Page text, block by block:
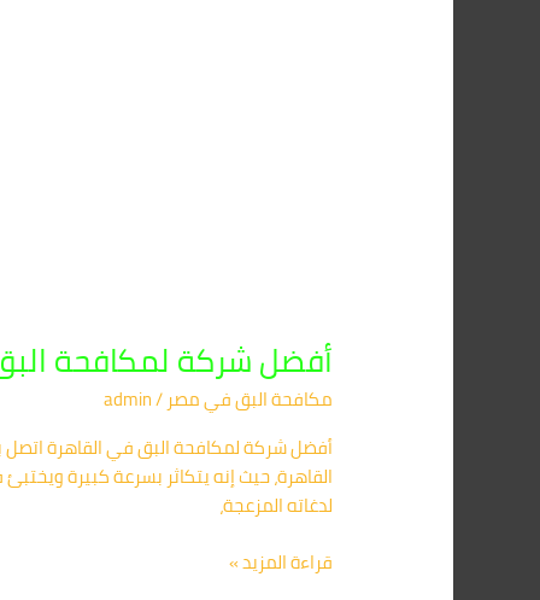
أفضل شركة لمكافحة
مكافحة البق​ في مصر/
admin
القاهرة، حيث إنه يتكاثر بسرعة كبيرة
لدغاته المزعجة،
قراءة المزيد »